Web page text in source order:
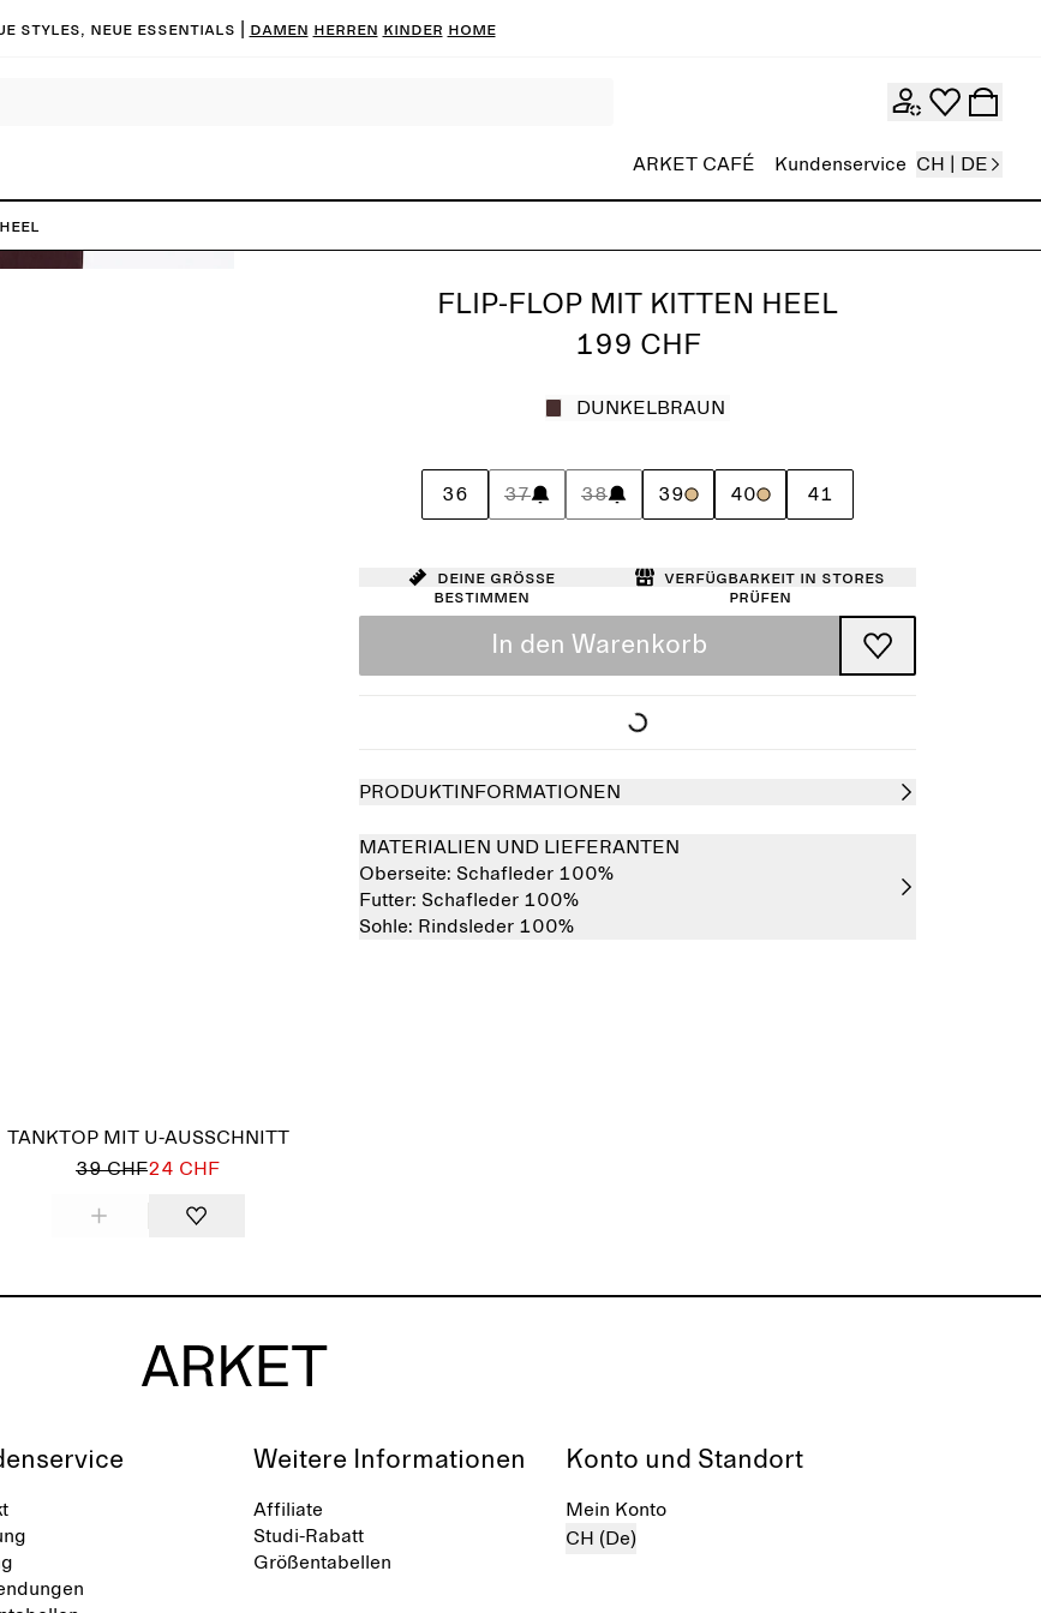
Styles, neue Essentials | DAMEN HERREN KINDER HOME
ARKET CAFÉ Kundenservice CH | DE
FLIP-FLOP MIT KITTEN HEEL
199 CHF
DUNKELBRAUN
36 37 38 39 40 41
Deine Größe
bestimmen
Verfügbarkeit in Stores
prüfen
In den Warenkorb
PRODUKTINFORMATIONEN
MATERIALIEN UND LIEFERANTEN
Oberseite: Schafleder 100%
Futter: Schafleder 100%
Sohle: Rindsleder 100%
TANKTOP MIT U-AUSSCHNITT
39 CHF24 CHF
Weitere Informationen
Affiliate
Studi-Rabatt
Größentabellen
Konto und Standort
Mein Konto
CH (De)